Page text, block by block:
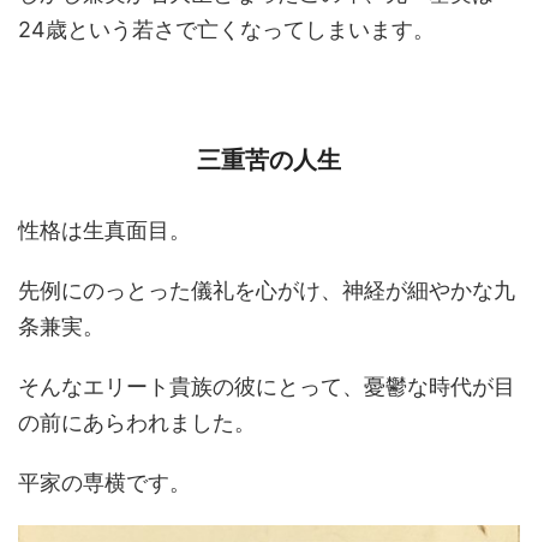
24歳という若さで亡くなってしまいます。
三重苦の人生
性格は生真面目。
先例にのっとった儀礼を心がけ、神経が細やかな九
条兼実。
そんなエリート貴族の彼にとって、憂鬱な時代が目
の前にあらわれました。
平家の専横です。